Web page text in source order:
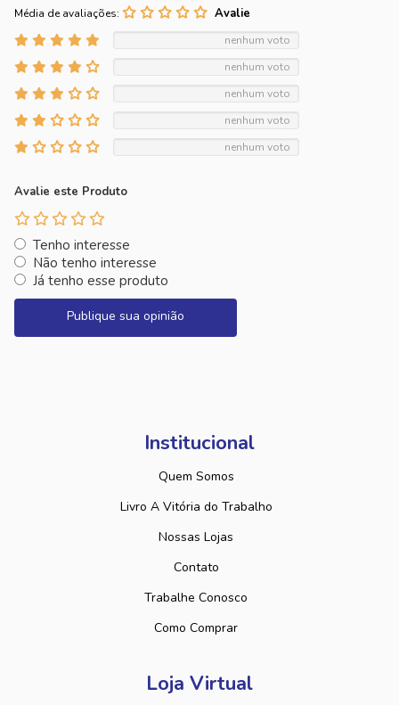
Média de avaliações:
nenhum voto
nenhum voto
nenhum voto
nenhum voto
nenhum voto
Avalie este Produto
Tenho interesse
Não tenho interesse
Já tenho esse produto
Publique sua opinião
Institucional
Quem Somos
Livro A Vitória do Trabalho
Nossas Lojas
Contato
Trabalhe Conosco
Como Comprar
Loja Virtual